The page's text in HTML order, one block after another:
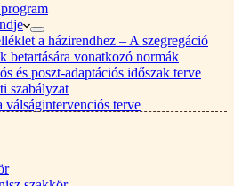
a házirendhez – A szegregáció
betartására vonatkozó normák
és poszt-adaptációs időszak terve
szabályzat
válságintervenciós terve